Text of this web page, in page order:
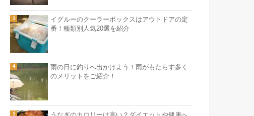
イグルーのクーラーボックスはアウトドアの定
番！種類別人気20選を紹介
雨の日に釣りへ出かけよう！雨がもたらす多く
のメリットをご紹介！